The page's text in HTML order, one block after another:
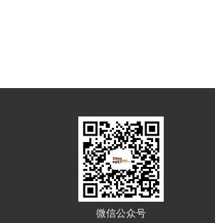
微信公众号